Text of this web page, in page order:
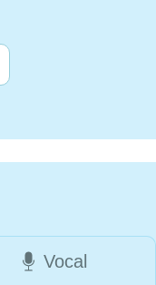
Vocal